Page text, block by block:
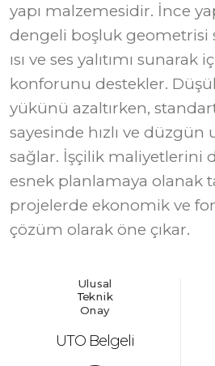
yapı malzemesidir. İnce
dengeli boşluk geometrisi
ısı ve ses yalıtımı sunarak
konforunu destekler. Düşük
yükünü azaltırken,
sayesinde hızlı ve
sağlar. İşçilik maliyetlerini
esnek planlamaya olanak
projelerde ekonomik ve
çözüm olarak öne çıkar.
U usal
Tekni k
Onay
UTO Belgeli